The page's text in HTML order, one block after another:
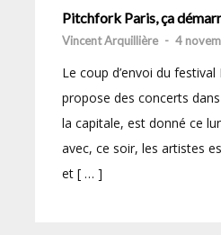
Pitchfork Paris, ça
Vincent Arquillière - 4
Le coup d’envoi du
propose des concerts
la capitale, est donné ce
avec, ce soir, les artistes
et [ … ]